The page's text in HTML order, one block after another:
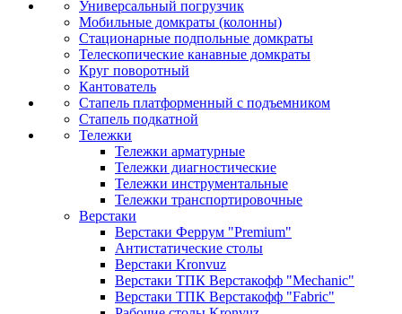
Универсальный погрузчик
Мобильные домкраты (колонны)
Стационарные подпольные домкраты
Телескопические канавные домкраты
Круг поворотный
Кантователь
Стапель платформенный с подъемником
Стапель подкатной
Тележки
Тележки арматурные
Тележки диагностические
Тележки инструментальные
Тележки транспортировочные
Верстаки
Верстаки Феррум "Premium"
Антистатические столы
Верстаки Kronvuz
Верстаки ТПК Верстакофф "Mechanic"
Верстаки ТПК Верстакофф "Fabric"